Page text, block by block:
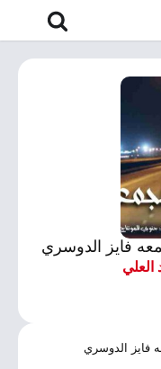
فايز الدوسري
العلي
فايز الدوسري